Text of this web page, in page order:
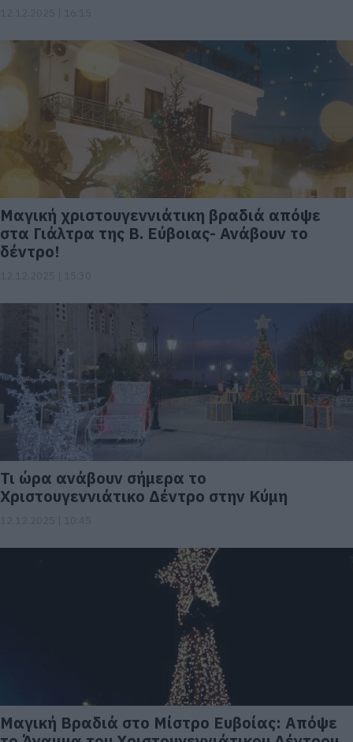
Μαγική χριστουγεννιάτικη βραδιά απόψε
στα Γιάλτρα της Β. Εύβοιας- Ανάβουν το
δέντρο!
Τι ώρα ανάβουν σήμερα το
Χριστουγεννιάτικο Δέντρο στην Κύμη
Μαγική Βραδιά στο Μίστρο Ευβοίας: Απόψε